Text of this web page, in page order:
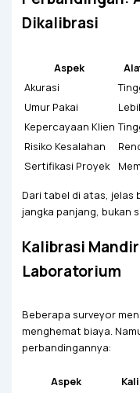
Dikalibrasi
Aspek
Akurasi
Umur Pakai
Kepercayaan Klien
Risiko Kesalahan
Sertifikasi Proyek
Dari tabel di atas, jelas
jangka panjang, bukan
Kalibrasi
Laboratorium
Beberapa surveyor
menghemat biaya.
perbandingannya:
Aspek